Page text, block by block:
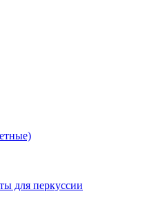
для перкуссии